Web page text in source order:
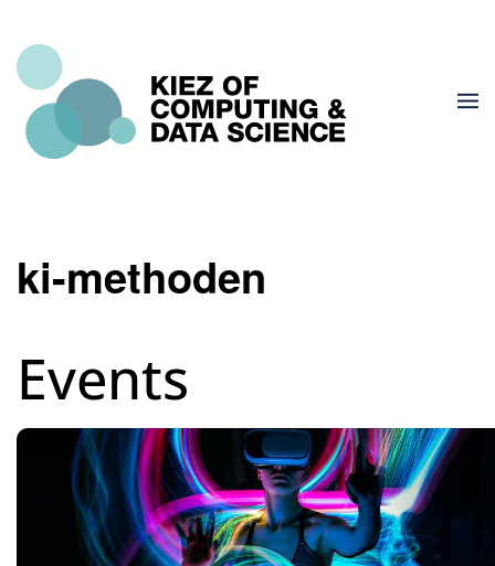
ki-methoden
Events